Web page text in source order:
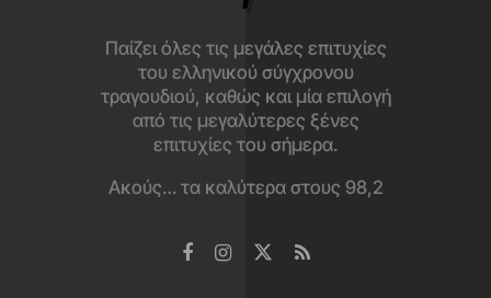
Παίζει όλες τις μεγάλες επιτυχίες
του ελληνικού σύγχρονου
τραγουδιού, καθώς και μία επιλογή
από τις μεγαλύτερες ξένες
επιτυχίες του σήμερα.
Ακούς… τα καλύτερα στους 98,2